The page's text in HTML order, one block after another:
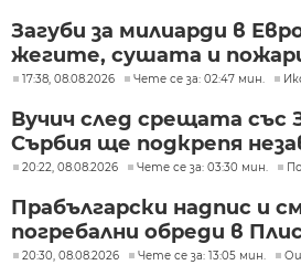
Загуби за милиарди в
жегите, сушата и
17:38, 08.08.2026 Чете се за: 02:47 мин.
Вучич след срещата със
Сърбия ще подкрепя
20:22, 08.08.2026 Чете се за: 03:30 мин.
Прабългарски надпис и
погребални обреди в
20:30, 08.08.2026 Чете се за: 13:05 мин.